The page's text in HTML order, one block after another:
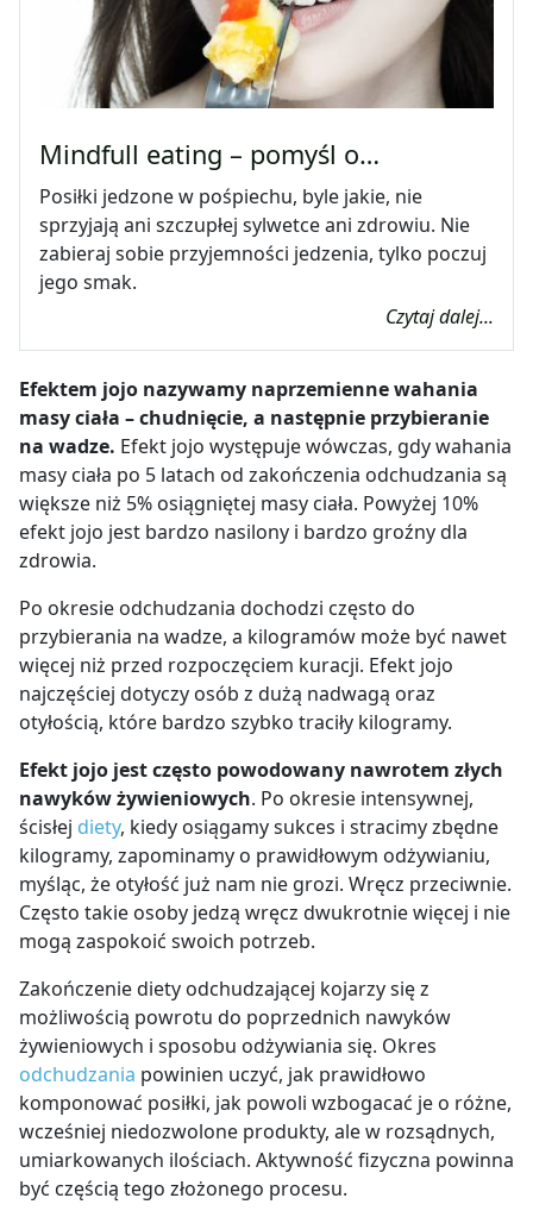
Mindfull eating – pomyśl o…
Posiłki jedzone w pośpiechu, byle jakie, nie
sprzyjają ani szczupłej sylwetce ani zdrowiu. Nie
zabieraj sobie przyjemności jedzenia, tylko poczuj
jego smak.
Czytaj dalej...
Efektem jojo nazywamy naprzemienne wahania
masy ciała – chudnięcie, a następnie przybieranie
na wadze. Efekt jojo występuje wówczas, gdy wahania
masy ciała po 5 latach od zakończenia odchudzania są
większe niż 5% osiągniętej masy ciała. Powyżej 10%
efekt jojo jest bardzo nasilony i bardzo groźny dla
zdrowia.
Po okresie odchudzania dochodzi często do
przybierania na wadze, a kilogramów może być nawet
więcej niż przed rozpoczęciem kuracji. Efekt jojo
najczęściej dotyczy osób z dużą nadwagą oraz
otyłością, które bardzo szybko traciły kilogramy.
Efekt jojo jest często powodowany nawrotem złych
nawyków żywieniowych. Po okresie intensywnej,
ścisłej diety, kiedy osiągamy sukces i stracimy zbędne
kilogramy, zapominamy o prawidłowym odżywianiu,
myśląc, że otyłość już nam nie grozi. Wręcz przeciwnie.
Często takie osoby jedzą wręcz dwukrotnie więcej i nie
mogą zaspokoić swoich potrzeb.
Zakończenie diety odchudzającej kojarzy się z
możliwością powrotu do poprzednich nawyków
żywieniowych i sposobu odżywiania się. Okres
odchudzania powinien uczyć, jak prawidłowo
komponować posiłki, jak powoli wzbogacać je o różne,
wcześniej niedozwolone produkty, ale w rozsądnych,
umiarkowanych ilościach. Aktywność fizyczna powinna
być częścią tego złożonego procesu.